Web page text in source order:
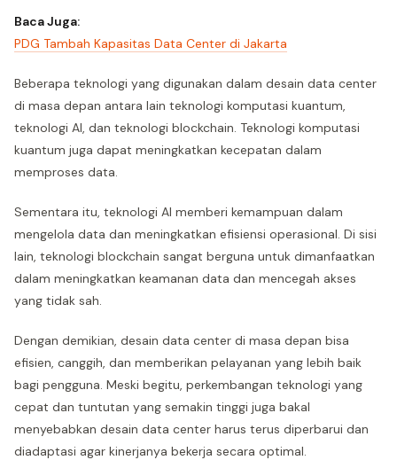
Baca Juga:
PDG Tambah Kapasitas Data Center di Jakarta
Beberapa teknologi yang digunakan dalam desain data center
di masa depan antara lain teknologi komputasi kuantum,
teknologi AI, dan teknologi blockchain. Teknologi komputasi
kuantum juga dapat meningkatkan kecepatan dalam
memproses data.
Sementara itu, teknologi AI memberi kemampuan dalam
mengelola data dan meningkatkan efisiensi operasional. Di sisi
lain, teknologi blockchain sangat berguna untuk dimanfaatkan
dalam meningkatkan keamanan data dan mencegah akses
yang tidak sah.
Dengan demikian, desain data center di masa depan bisa
efisien, canggih, dan memberikan pelayanan yang lebih baik
bagi pengguna. Meski begitu, perkembangan teknologi yang
cepat dan tuntutan yang semakin tinggi juga bakal
menyebabkan desain data center harus terus diperbarui dan
diadaptasi agar kinerjanya bekerja secara optimal.